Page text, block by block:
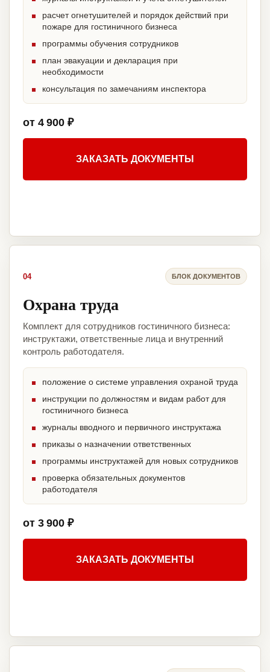
расчет огнетушителей и порядок действий при
пожаре для гостиничного бизнеса
программы обучения сотрудников
план эвакуации и декларация при
необходимости
консультация по замечаниям инспектора
от 4 900 ₽
ЗАКАЗАТЬ ДОКУМЕНТЫ
04 БЛОК ДОКУМЕНТОВ
Охрана труда
Комплект для сотрудников гостиничного бизнеса:
инструктажи, ответственные лица и внутренний
контроль работодателя.
положение о системе управления охраной труда
инструкции по должностям и видам работ для
гостиничного бизнеса
журналы вводного и первичного инструктажа
приказы о назначении ответственных
программы инструктажей для новых сотрудников
проверка обязательных документов
работодателя
от 3 900 ₽
ЗАКАЗАТЬ ДОКУМЕНТЫ